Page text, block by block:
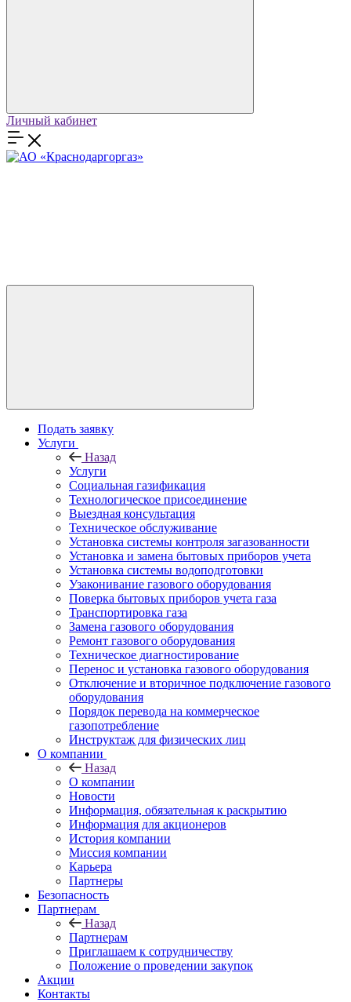
Личный кабинет
Подать заявку
Услуги
Назад
Услуги
Социальная газификация
Технологическое присоединение
Выездная консультация
Техническое обслуживание
Установка системы контроля загазованности
Установка и замена бытовых приборов учета
Установка системы водоподготовки
Узаконивание газового оборудования
Поверка бытовых приборов учета газа
Транспортировка газа
Замена газового оборудования
Ремонт газового оборудования
Техническое диагностирование
Перенос и установка газового оборудования
Отключение и вторичное подключение газового
оборудования
Порядок перевода на коммерческое
газопотребление
Инструктаж для физических лиц
О компании
Назад
О компании
Новости
Информация, обязательная к раскрытию
Информация для акционеров
История компании
Миссия компании
Карьера
Партнеры
Безопасность
Партнерам
Назад
Партнерам
Приглашаем к сотрудничеству
Положение о проведении закупок
Акции
Контакты